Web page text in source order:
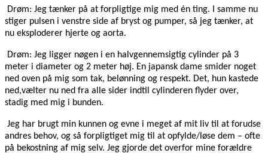
Drøm: Jeg tænker på at forpligtige mig med én ting. I samme nu
stiger pulsen i venstre side af bryst og pumper, så jeg tænker, at
nu eksploderer hjerte og aorta.
Drøm: Jeg ligger nøgen i en halvgennemsigtig cylinder på 3
meter i diameter og 2 meter høj. En japansk dame smider noget
ned oven på mig som tak, belønning og respekt. Det, hun kastede
ned,vælter nu ned fra alle sider indtil cylinderen flyder over,
stadig med mig i bunden.
Jeg har brugt min kunnen og evne i meget af mit liv til at forudse
andres behov, og så forpligtiget mig til at opfylde/løse dem – ofte
på bekostning af mig selv. Jeg gjorde det overfor mine forældre